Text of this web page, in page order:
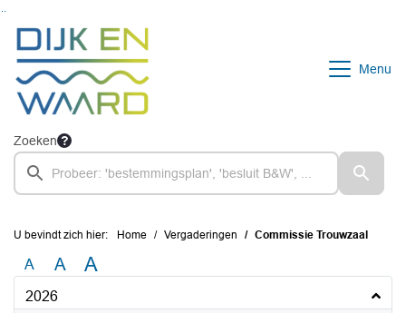
Menu
Zoeken
U bevindt zich hier: Home Vergaderingen Commissie Trouwzaal
A A A
2026